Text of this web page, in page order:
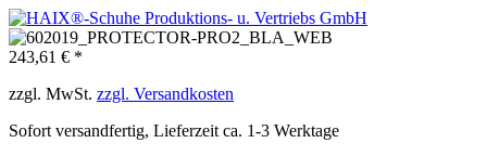
243,61 € *
zzgl. MwSt. zzgl. Versandkosten
Sofort versandfertig, Lieferzeit ca. 1-3 Werktage